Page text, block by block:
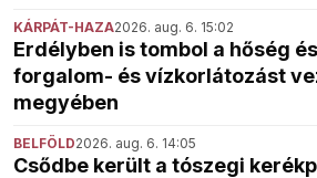
KÁRPÁT-HAZA2026. aug. 6. 15:02
Erdélyben is tombol a hőség
forgalom- és vízkorlátozást
megyében
BELFÖLD2026. aug. 6. 14:05
Csődbe került a tószegi